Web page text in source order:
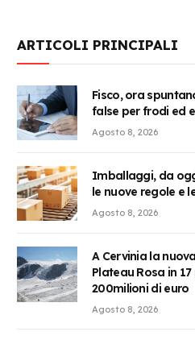
ARTICOLI PRINCIPALI
Fisco, ora
false per frodi ed
Agosto 8, 2026
Imballaggi, da
le nuove regole e
Agosto 8, 2026
A Cervinia la
Plateau Rosa in
200milioni di euro
Agosto 8, 2026